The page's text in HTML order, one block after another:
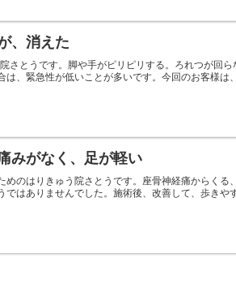
、消えた
さとうです。脚や手がピリピリする。ろれつが回
、緊急性が低いことが多いです。今回のお客様は
みがなく、足が軽い
のはりきゅう院さとうです。座骨神経痛からくる
はありませんでした。施術後、改善して、歩きや